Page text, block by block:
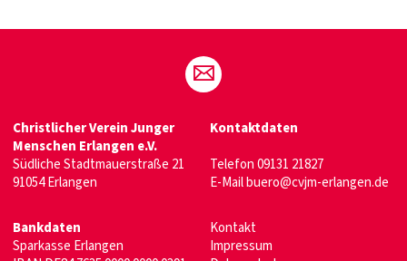
Christlicher Verein Junger
Menschen Erlangen e.V.
Südliche Stadtmauerstraße 21
91054 Erlangen
Kontaktdaten
Telefon09131 21827
E-Mailbuero@cvjm-erlangen.de
Bankdaten
Sparkasse Erlangen
Kontakt
Impressum